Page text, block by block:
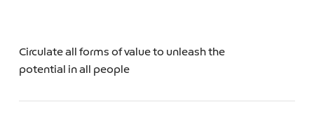
Circulate all forms of value to unleash the
potential in all people